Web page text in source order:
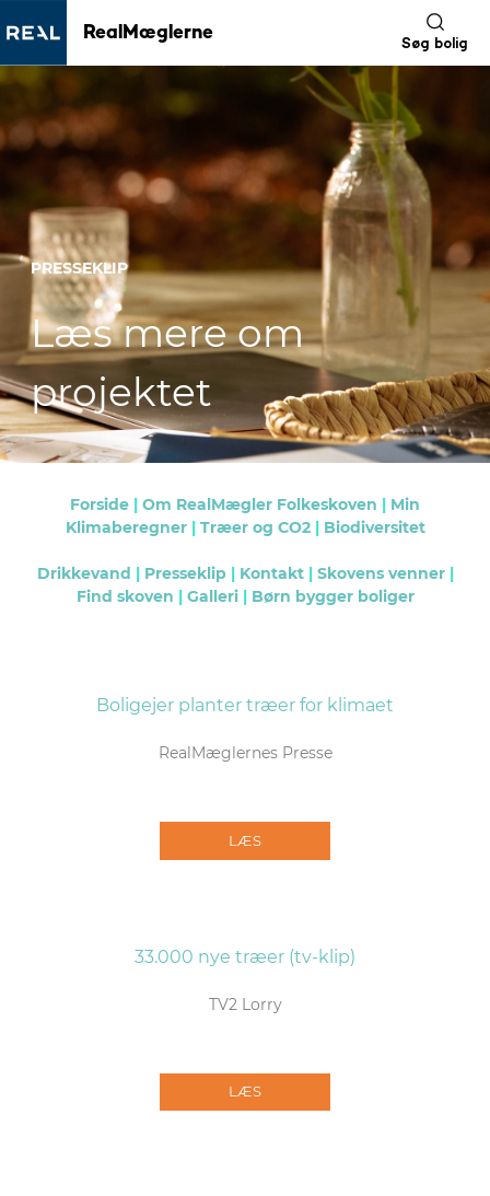
RealMæglerne
Søg bolig
PRESSEKLIP
Læs mere om
projektet
Forside | Om RealMægler Folkeskoven | Min
Klimaberegner | Træer og CO2 | Biodiversitet
Drikkevand | Presseklip | Kontakt | Skovens venner |
Find skoven | Galleri | Børn bygger boliger
Boligejer planter træer for klimaet
RealMæglernes Presse
LÆS
33.000 nye træer (tv-klip)
TV2 Lorry
LÆS